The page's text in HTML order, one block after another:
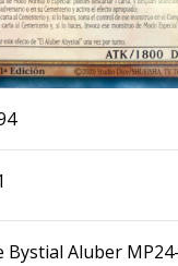
Bystial Aluber